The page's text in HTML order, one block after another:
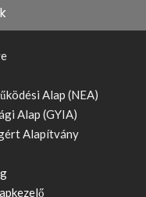
Alap (NEA)
Alap (GYIA)
Alapítvány